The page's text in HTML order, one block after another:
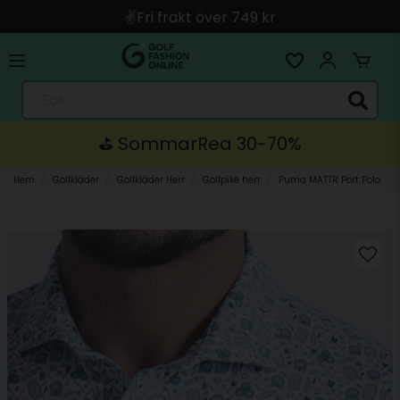
🚀 Snabb leverans med Instabox & PostNord
🛍️ Betala med Swish, Apple Pay, Kort & Faktura
🚚 Skickas direkt från lagret i Linköping
⛳️ SommarRea 30-70%
Hem Golfkläder Golfkläder Herr Golfpiké herr Puma MATTR Port Polo